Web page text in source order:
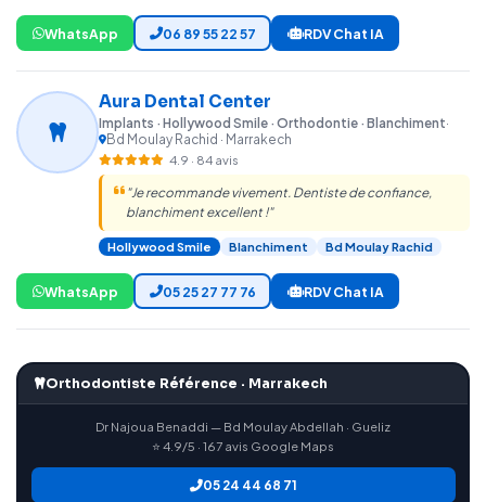
WhatsApp 06 89 55 22 57 RDV Chat IA
Aura Dental Center
Implants · Hollywood Smile · Orthodontie · Blanchiment·
Bd Moulay Rachid · Marrakech
4.9 · 84 avis
"Je recommande vivement. Dentiste de confiance,
blanchiment excellent !"
Hollywood Smile Blanchiment Bd Moulay Rachid
WhatsApp 05 25 27 77 76 RDV Chat IA
Orthodontiste Référence · Marrakech
Dr Najoua Benaddi — Bd Moulay Abdellah · Gueliz
⭐ 4.9/5 · 167 avis Google Maps
05 24 44 68 71